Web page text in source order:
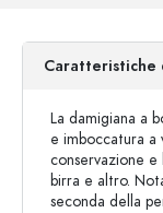
La damigiana a
e imboccatura a
conservazione
birra e altro.
seconda della